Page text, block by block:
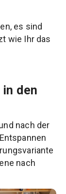
es sind
wie Ihr das
den
nach der
nach